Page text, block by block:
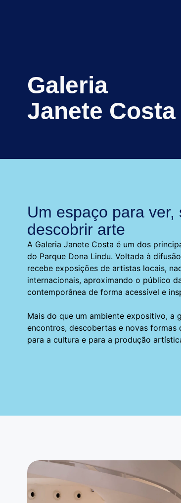
Galeria
Janete Costa
Um espaço para ver,
descobrir arte
A Galeria Janete Costa é um dos
do Parque Dona Lindu. Voltada à
recebe exposições de artistas locais,
internacionais, aproximando o público
contemporânea de forma acessível e
Mais do que um ambiente expositivo, a
encontros, descobertas e novas formas
para a cultura e para a produção